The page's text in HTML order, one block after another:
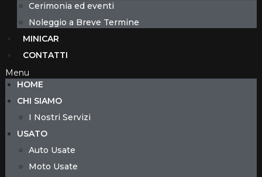
Precedente
Successivo
Cerimonia ed eventi
Noleggio a Breve Termine
MINICAR
CONTATTI
Menu
HOME
CHI SIAMO
I Nostri Servizi
USATO
Auto Usate
Moto Usate